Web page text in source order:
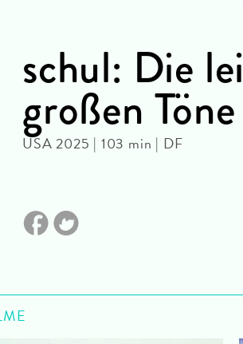
schul: Die
großen Töne
USA 2025 | 103 min | DF